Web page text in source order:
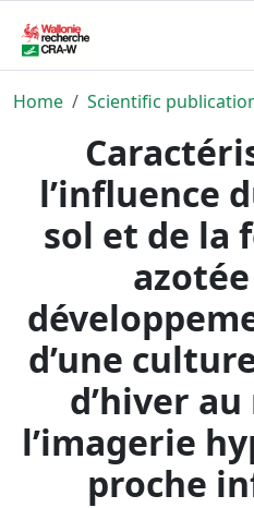
Home Scientific
l’influence
sol et de la
d’une
d’hiver
l’imagerie
proche